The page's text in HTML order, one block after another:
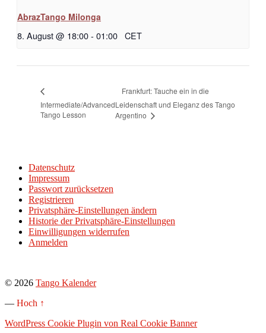
AbrazTango Milonga
8. August @ 18:00- 01:00 CET
Intermediate/Advanced
Tango Lesson
Frankfurt: Tauche ein in die
Leidenschaft und Eleganz des Tango
Argentino
Datenschutz
Impressum
Passwort zurücksetzen
Registrieren
Privatsphäre-Einstellungen ändern
Historie der Privatsphäre-Einstellungen
Einwilligungen widerrufen
Anmelden
© 2026 Tango Kalender
— Hoch ↑
WordPress Cookie Plugin von Real Cookie Banner